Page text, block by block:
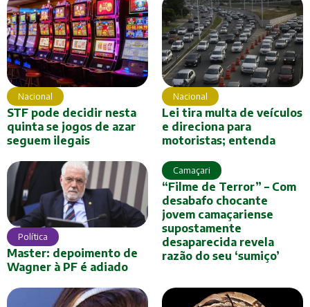
Nacional
STF pode decidir nesta
quinta se jogos de azar
seguem ilegais
Nacional
Lei tira multa de veículos
e direciona para
motoristas; entenda
Política
Master: depoimento de
Wagner à PF é adiado
Camaçari
“Filme de Terror” – Com
desabafo chocante
jovem camaçariense
supostamente
desaparecida revela
razão do seu ‘sumiço’